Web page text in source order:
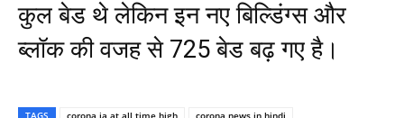
कुल बेड थे लेकिन इन नए बिल्डिंग्स और
ब्लॉक की वजह से 725 बेड बढ़ गए है।